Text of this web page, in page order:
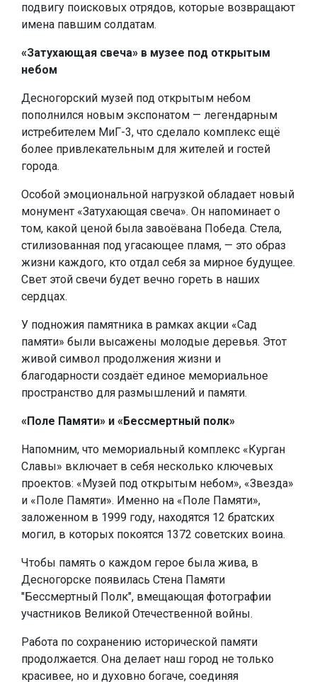
подвигу поисковых отрядов, которые возвращают
имена павшим солдатам.
«Затухающая свеча» в музее под открытым
небом
Десногорский музей под открытым небом
пополнился новым экспонатом — легендарным
истребителем МиГ-3, что сделало комплекс ещё
более привлекательным для жителей и гостей
города.
Особой эмоциональной нагрузкой обладает новый
монумент «Затухающая свеча». Он напоминает о
том, какой ценой была завоёвана Победа. Стела,
стилизованная под угасающее пламя, — это образ
жизни каждого, кто отдал себя за мирное будущее.
Свет этой свечи будет вечно гореть в наших
сердцах.
У подножия памятника в рамках акции «Сад
памяти» были высажены молодые деревья. Этот
живой символ продолжения жизни и
благодарности создаёт единое мемориальное
пространство для размышлений и памяти.
«Поле Памяти» и «Бессмертный полк»
Напомним, что мемориальный комплекс «Курган
Славы» включает в себя несколько ключевых
проектов: «Музей под открытым небом», «Звезда»
и «Поле Памяти». Именно на «Поле Памяти»,
заложенном в 1999 году, находятся 12 братских
могил, в которых покоятся 1372 советских воина.
Чтобы память о каждом герое была жива, в
Десногорске появилась Стена Памяти
"Бессмертный Полк", вмещающая фотографии
участников Великой Отечественной войны.
Работа по сохранению исторической памяти
продолжается. Она делает наш город не только
красивее, но и духовно богаче, соединяя